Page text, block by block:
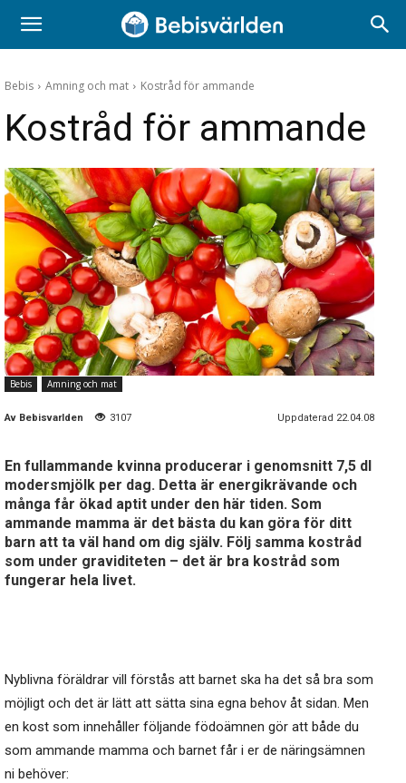
Bebis Amning och mat Kostråd för ammande
Kostråd för ammande
Bebis Amning och mat
Av Bebisvarlden 3107 Uppdaterad 22.04.08
En fullammande kvinna producerar i genomsnitt 7,5 dl
modersmjölk per dag. Detta är energikrävande och
många får ökad aptit under den här tiden. Som
ammande mamma är det bästa du kan göra för ditt
barn att ta väl hand om dig själv. Följ samma kostråd
som under graviditeten – det är bra kostråd som
fungerar hela livet.
Nyblivna föräldrar vill förstås att barnet ska ha det så bra som
möjligt och det är lätt att sätta sina egna behov åt sidan. Men
en kost som innehåller följande födoämnen gör att både du
som ammande mamma och barnet får i er de näringsämnen
ni behöver: